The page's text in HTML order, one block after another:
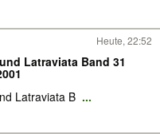
Heute, 22:52
Latraviata Band 31
Latraviata B ...